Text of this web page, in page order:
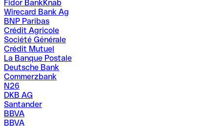
Fidor BankKnab
Wirecard Bank Ag
BNP Paribas
Crédit Agricole
Société Générale
Crédit Mutuel
La Banque Postale
Deutsche Bank
Commerzbank
N26
DKB AG
Santander
BBVA
BBVA